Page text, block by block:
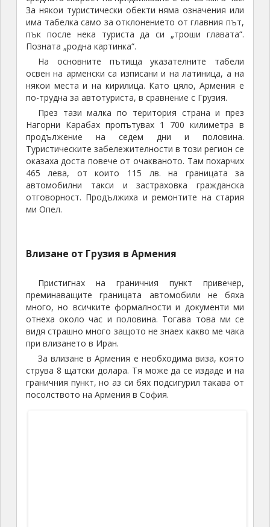
Арменската виза в паспорта на автора
След бързата паспортна проверка започна
оформянето на документите за колата. Първо се
наредих на опашка, където трябваше да ми
изчислят какви такси да платя за автомобила. С
един руснак си чакахме реда, но нахални грузински
шофьори на камиони започнаха да ни пререждат
като обясняваха, че са си платили таксата и трябва
само да подадат бележката с документите. След
4÷5минути такова пререждане „ми писна“ и се
разкращях на грузинските шофьори, че са нахални и
е несправедливо да минават пред нас. Явно съм
викал доста силно и гневно, защото грузинците се
стреснаха и застанаха на реда, а арменския
чиновник се почувства засегнат, че един чужденец
руски език. Следваше отиване до банковия офис,
обмяна на валута, плащане на таксите и връщане
лекия автомобил. После дълго писане на
застраховката гражданска отговорност и лепенето
на стикер на предното стъкло.
Вече се беше почти стъмнило, няколко
километра след границата отбих от главния път и
си намерих спокойно място за нощувка. Първата ми
среща с Армения приключи.
В хронологичен ред следват снимки с кратки
пояснения от някои от посетените места в